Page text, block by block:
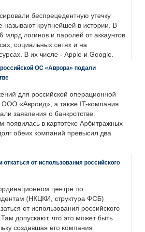
беспрецедентную утечку
называют крупнейшей в истории. В
млрд логинов и паролей от аккаунтов
социальных сетях и на
В их числе - Apple и Google.
ОС «Аврора» подали
для российской операционной
«Авроид», а также IT-компания
заявления о банкротстве.
появилась в картотеке Арбитражных
обеих компаний превысил два
от использования российского
центре по
(НКЦКИ, структура ФСБ)
от использования российского
допускают, что это может быть
создавшая его компания